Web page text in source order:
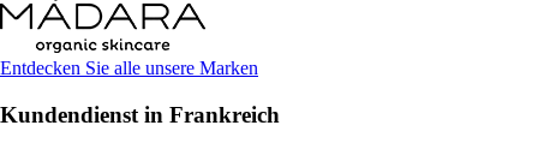
Entdecken Sie alle unsere Marken
Kundendienst in Frankreich